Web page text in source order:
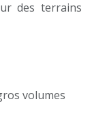
des terrains
volumes